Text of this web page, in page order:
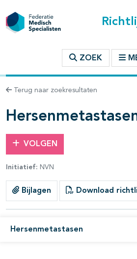
ZOEK
Terug naar zoekresultaten
VOLGEN
Initiatief: NVN
Bijlagen Download
Hersenmetastasen
binnen deze richtlijn
open- en dichtklappen
open- en dichtklappen
open- en dichtklappen